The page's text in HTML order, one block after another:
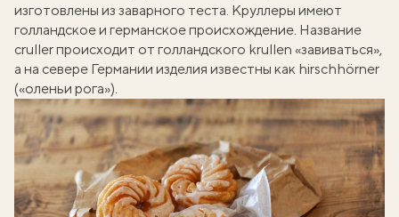
изготовлены из заварного теста. Круллеры имеют
голландское и германское происхождение. Название
cruller происходит от голландского krullen «завиваться»,
а на севере Германии изделия известны как hirschhörner
(«оленьи рога»).